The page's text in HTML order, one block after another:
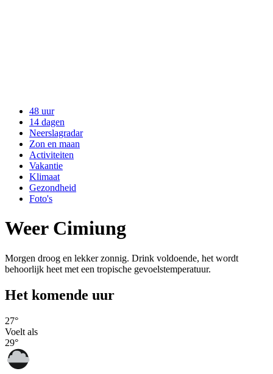
48 uur
14 dagen
Neerslagradar
Zon en maan
Activiteiten
Vakantie
Klimaat
Gezondheid
Foto's
Weer Cimiung
Morgen droog en lekker zonnig. Drink voldoende, het wordt
behoorlijk heet met een tropische gevoelstemperatuur.
Het komende uur
27°
Voelt als
29°